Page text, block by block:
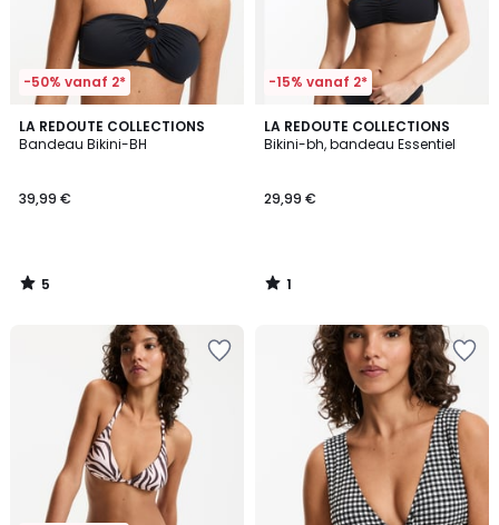
-50% vanaf 2*
LA REDOUTE COLLECTIONS
Bandeau Bikini-BH
39,99 €
5
/
5
/
-15% vanaf 2*
LA REDOUTE COLLECTIONS
Bikini-bh, bandeau Essentiel
29,99 €
1
/
1
/